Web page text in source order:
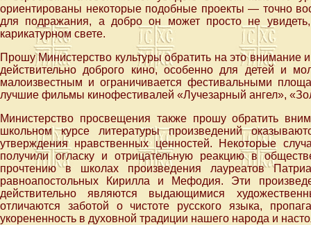
ориентированы некоторые подобные проекты — точно
для подражания, а добро он может просто не
карикатурном свете.
Прошу Министерство культуры обратить на это внимание
действительно доброго кино, особенно для детей и
малоизвестным и ограничивается фестивальными
лучшие фильмы кинофестивалей «Лучезарный ангел»,
Министерство просвещения также прошу обратить
школьном курсе литературы произведений
утверждения нравственных ценностей. Некоторые
получили огласку и отрицательную реакцию в
прочтению в школах произведения лауреатов
равноапостольных Кирилла и Мефодия. Эти
действительно являются выдающимися
отличаются заботой о чистоте русского языка,
укорененность в духовной традиции нашего народа и